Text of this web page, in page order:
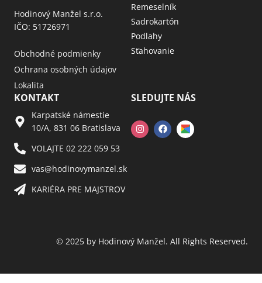
Hodinový Manžel s.r.o.
IČO: 51726971
Obchodné podmienky
Ochrana osobných údajov
Lokalita
Remeselník
Sadrokartón
Podlahy
Sťahovanie
KONTAKT
Karpatské námestie
10/A, 831 06 Bratislava
VOLAJTE 02 222 059 53​
vas@hodinovymanzel.sk​
KARIÉRA PRE MAJSTROV​
SLEDUJTE NÁS
© 2025 by Hodinový Manžel. All Rights Reserved.